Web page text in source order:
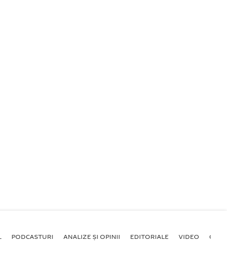
PODCASTURI ANALIZE ȘI OPINII EDITORIALE VIDEO